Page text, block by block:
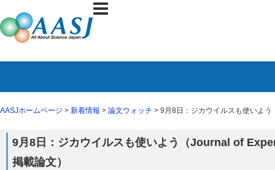
AASJホームページ > 新着情報 > 論文ウォッチ > 9月8日：ジカウイルスも使いよ
9月8日：ジカウイルスも使いよう（Journal of
掲載論文）